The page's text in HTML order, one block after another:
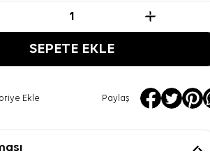
SEPETE EKLE
Ekle Paylaş